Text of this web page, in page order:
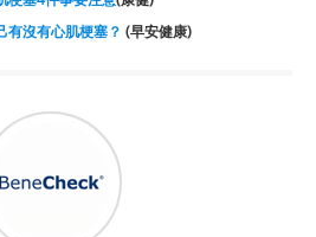
有沒有心肌梗塞？ (早安健康)